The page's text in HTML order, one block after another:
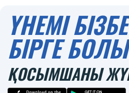
ҮНЕМІ
БІРГЕ
ҚОСЫМШАНЫ